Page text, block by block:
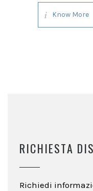
ed
paesaggio
Know More
RICHIESTA
Richiedi